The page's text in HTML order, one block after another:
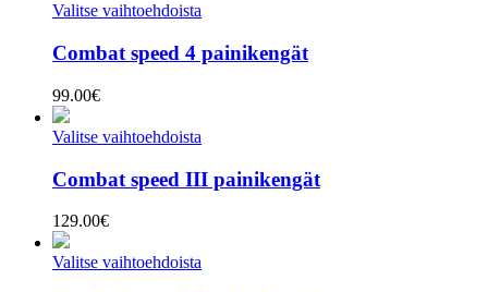
Valitse vaihtoehdoista
Combat speed 4 painikengät
99.00€
Valitse vaihtoehdoista
Combat speed III painikengät
129.00€
Valitse vaihtoehdoista